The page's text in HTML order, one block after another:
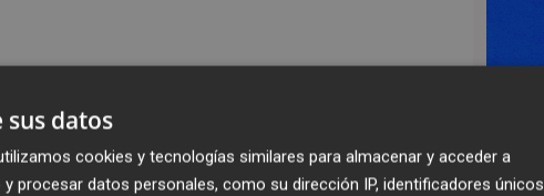
sus datos
cookies y tecnologías similares para almacenar y acceder a
procesar datos personales, como su dirección IP, identificadores únicos